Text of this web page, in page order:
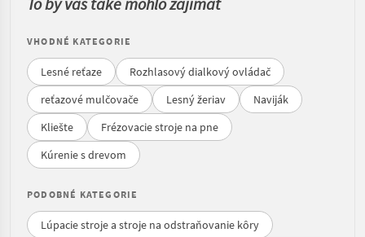
VHODNÉ KATEGORIE
Lesné reťaze
Rozhlasový dialkový ovládač
reťazové mulčovače
Lesný žeriav
Naviják
Kliešte
Frézovacie stroje na pne
Kúrenie s drevom
PODOBNÉ KATEGORIE
Lúpacie stroje a stroje na odstraňovanie kôry